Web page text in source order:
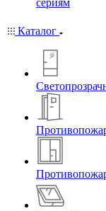
сериям
Каталог